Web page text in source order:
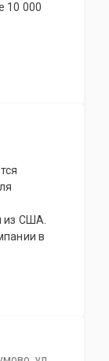
10 000
из США.
в